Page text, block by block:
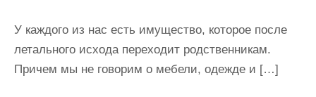
У каждого из нас есть имущество, которое после
летального исхода переходит родственникам.
Причем мы не говорим о мебели, одежде и […]